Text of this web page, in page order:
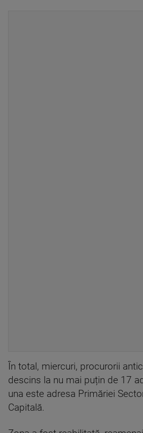
În total, miercuri, procurorii
descins la nu mai puțin de 17
una este adresa Primăriei
Capitală.